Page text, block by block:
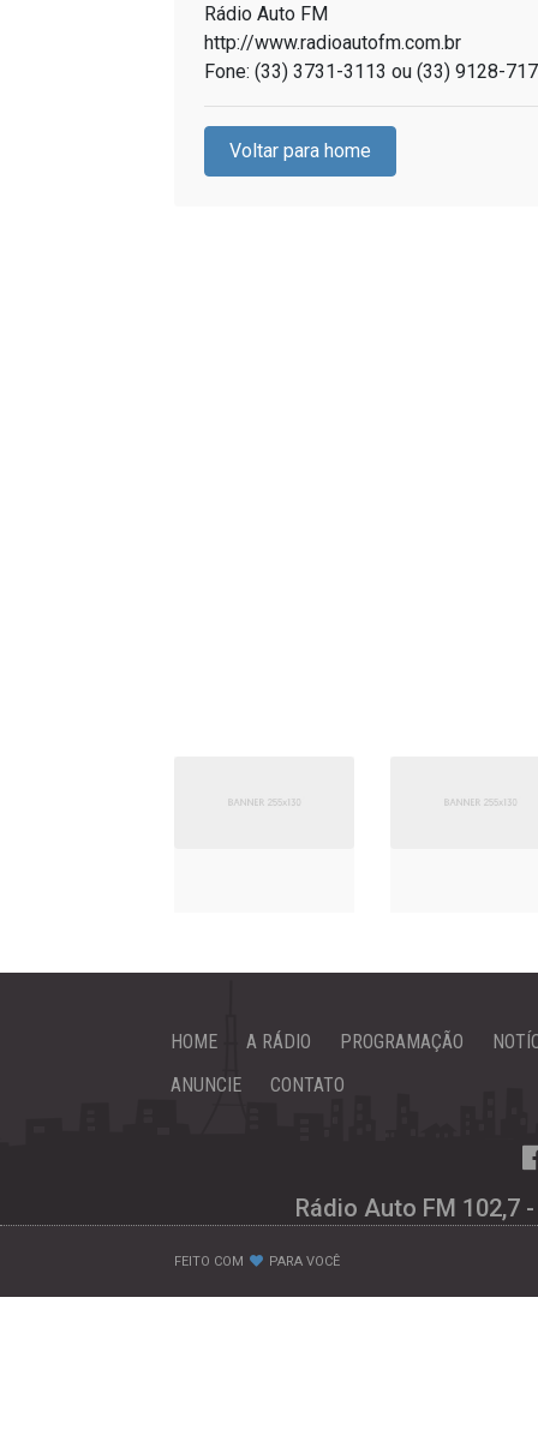
Rádio Auto FM
http://www.radioautofm.com.br
Fone: (33) 3731-3113 ou (33) 9128-
Voltar para home
HOME A RÁDIO PROGRAMAÇÃO
ANUNCIE
CONTATO
Rádio Auto FM 102,7
FEITO COM PARA VOCÊ